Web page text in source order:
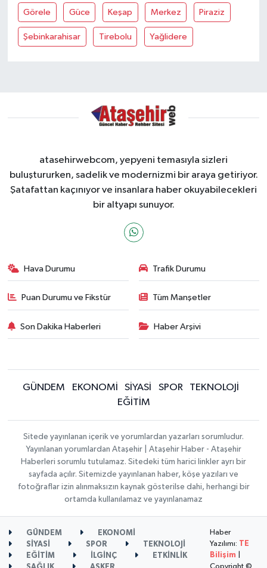
Görele Güce Keşap Merkez Piraziz
Şebinkarahisar Tirebolu Yağlidere
atasehirwebcom, yepyeni temasıyla sizleri
buluştururken, sadelik ve modernizmi bir araya getiriyor.
Şatafattan kaçınıyor ve insanlara haber okuyabilecekleri
bir altyapı sunuyor.
Hava Durumu Trafik Durumu
Puan Durumu ve Fikstür Tüm Manşetler
Son Dakika Haberleri Haber Arşivi
GÜNDEM EKONOMİ SİYASİ SPOR
TEKNOLOJİ
EĞİTİM
Sitede yayınlanan içerik ve yorumlardan yazarları sorumludur.
Yayınlanan yorumlardan Ataşehir | Ataşehir Haber - Ataşehir
Haberleri sorumlu tutulamaz. Sitedeki tüm harici linkler ayrı bir
sayfada açılır. Sitemizde yayınlanan haber, köşe yazıları ve
fotoğraflar izin alınmaksızın kaynak gösterilse dahi, herhangi bir
ortamda kullanılamaz ve yayınlanamaz
GÜNDEM
EKONOMİ
SİYASİ
SPOR
TEKNOLOJİ
EĞİTİM
İLGİNÇ
ETKİNLİK
Haber
Yazılımı: TE
Bilişim